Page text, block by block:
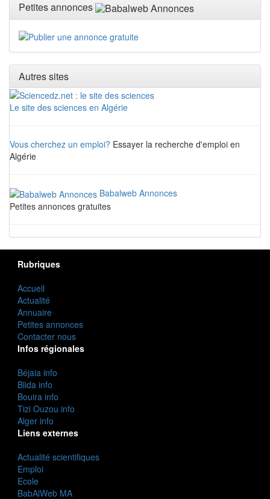
Petites annonces
Autres sites
Le site des sciences en Algérie
Vous cherchez un emploi? Essayer la recherche d'emploi en
Algérie
Babalweb Annonces
Petites annonces gratuites
Rubriques
Accueil
Actualité
Annuaire
Petites annonces
Contacter nous
Infos régionales
Béjaia info
Blida info
Bouira info
Tizi Ouzou info
Alger info
Liens externes
Actualité scientifiques
Emploi
Ecole
BabAlWeb MA